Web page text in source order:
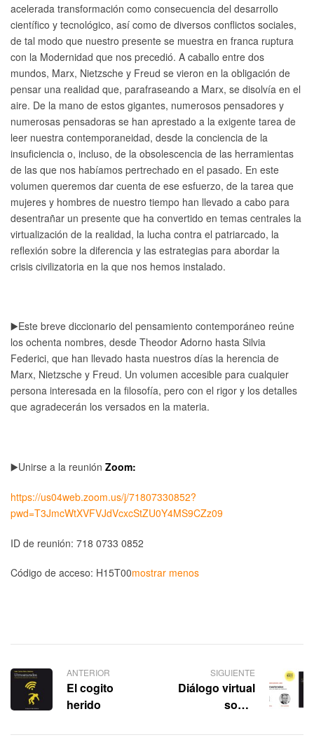
acelerada transformación como consecuencia del desarrollo
científico y tecnológico, así como de diversos conflictos sociales,
de tal modo que nuestro presente se muestra en franca ruptura
con la Modernidad que nos precedió. A caballo entre dos
mundos, Marx, Nietzsche y Freud se vieron en la obligación de
pensar una realidad que, parafraseando a Marx, se disolvía en el
aire. De la mano de estos gigantes, numerosos pensadores y
numerosas pensadoras se han aprestado a la exigente tarea de
leer nuestra contemporaneidad, desde la conciencia de la
insuficiencia o, incluso, de la obsolescencia de las herramientas
de las que nos habíamos pertrechado en el pasado. En este
volumen queremos dar cuenta de ese esfuerzo, de la tarea que
mujeres y hombres de nuestro tiempo han llevado a cabo para
desentrañar un presente que ha convertido en temas centrales la
virtualización de la realidad, la lucha contra el patriarcado, la
reflexión sobre la diferencia y las estrategias para abordar la
crisis civilizatoria en la que nos hemos instalado.
▶️Este breve diccionario del pensamiento contemporáneo reúne
los ochenta nombres, desde Theodor Adorno hasta Silvia
Federici, que han llevado hasta nuestros días la herencia de
Marx, Nietzsche y Freud. Un volumen accesible para cualquier
persona interesada en la filosofía, pero con el rigor y los detalles
que agradecerán los versados en la materia.
▶️Unirse a la reunión Zoom:
https://us04web.zoom.us/j/71807330852?
pwd=T3JmcWtXVFVJdVcxcStZU0Y4MS9CZz09
ID de reunión: 718 0733 0852
Código de acceso: H15T00mostrar menos
ANTERIOR
El cogito
herido
SIGUIENTE
Diálogo virtual
sobre
El malestar en la